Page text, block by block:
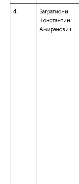
4.
Багратиони
Константин
Амиранович